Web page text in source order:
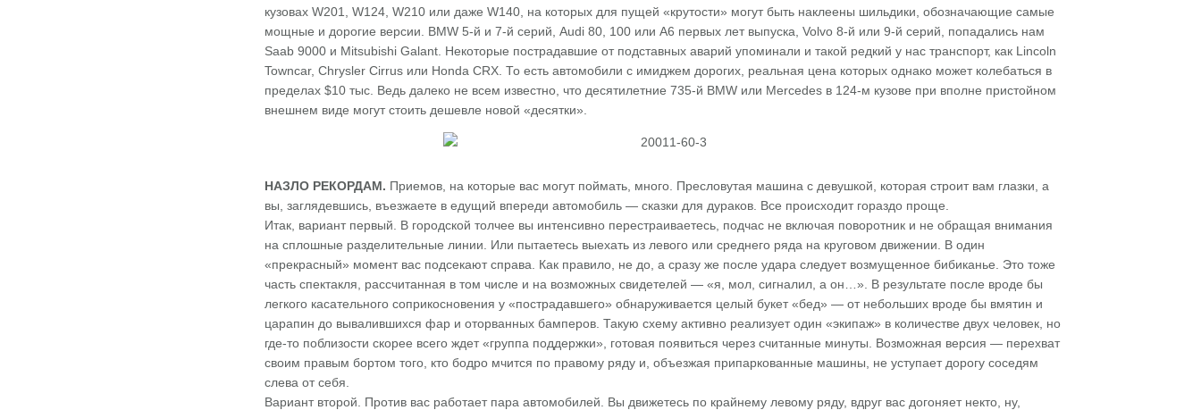
кузовах W201, W124, W210 или даже W140, на которых для пущей «крутости» могут быть наклеены шильдики, обозначающие самые
мощные и дорогие версии. BMW 5-й и 7-й серий, Audi 80, 100 или А6 первых лет выпуска, Volvo 8-й или 9-й серий, попадались нам
Saab 9000 и Mitsubishi Galant. Некоторые пострадавшие от подставных аварий упоминали и такой редкий у нас транспорт, как Lincoln
Towncar, Chrysler Cirrus или Honda CRX. То есть автомобили с имиджем дорогих, реальная цена которых однако может колебаться в
пределах $10 тыс. Ведь далеко не всем известно, что десятилетние 735-й BMW или Mercedes в 124-м кузове при вполне пристойном
внешнем виде могут стоить дешевле новой «десятки».
НАЗЛО РЕКОРДАМ. Приемов, на которые вас могут поймать, много. Пресловутая машина с девушкой, которая строит вам глазки, а
вы, заглядевшись, въезжаете в едущий впереди автомобиль — сказки для дураков. Все происходит гораздо проще.
Итак, вариант первый. В городской толчее вы интенсивно перестраиваетесь, подчас не включая поворотник и не обращая внимания
на сплошные разделительные линии. Или пытаетесь выехать из левого или среднего ряда на круговом движении. В один
«прекрасный» момент вас подсекают справа. Как правило, не до, а сразу же после удара следует возмущенное бибиканье. Это тоже
часть спектакля, рассчитанная в том числе и на возможных свидетелей — «я, мол, сигналил, а он…». В результате после вроде бы
легкого касательного соприкосновения у «пострадавшего» обнаруживается целый букет «бед» — от небольших вроде бы вмятин и
царапин до вывалившихся фар и оторванных бамперов. Такую схему активно реализует один «экипаж» в количестве двух человек, но
где-то поблизости скорее всего ждет «группа поддержки», готовая появиться через считанные минуты. Возможная версия — перехват
своим правым бортом того, кто бодро мчится по правому ряду и, объезжая припаркованные машины, не уступает дорогу соседям
слева от себя.
Вариант второй. Против вас работает пара автомобилей. Вы движетесь по крайнему левому ряду, вдруг вас догоняет некто, ну,